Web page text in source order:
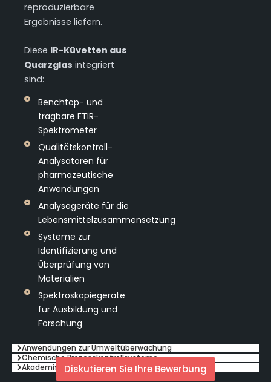
Anwendungen zur Umweltüberwachung
Chemische Prozesskontrollsysteme
Akademische und Forschungsanwendungen
reproduzierbare
Ergebnisse liefern.
Diese IR-Küvetten aus
Quarzglas integriert
sind:
Benchtop- und
tragbare FTIR-
Spektrometer
Qualitätskontroll-
Analysatoren für
pharmazeutische
Anwendungen
Analysegeräte für die
Lebensmittelzusammensetzung
Systeme zur
Identifizierung und
Überprüfung von
Materialien
Spektroskopiegeräte
für Ausbildung und
Forschung
Diskutieren Sie Ihre Bewerbung